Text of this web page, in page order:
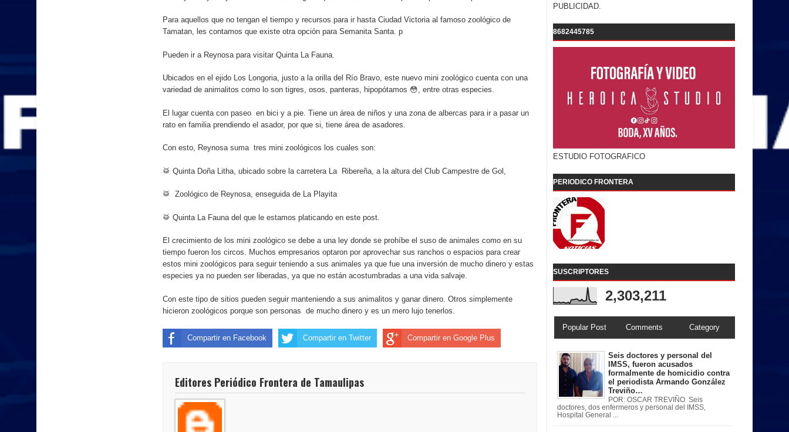
Para aquellos que no tengan el tiempo y recursos para ir hasta Ciudad Victoria al famoso zoológico de
Tamatan, les contamos que existe otra opción para Semanita Santa. p
Pueden ir a Reynosa para visitar Quinta La Fauna.
Ubicados en el ejido Los Longoria, justo a la orilla del Río Bravo, este nuevo mini zoológico cuenta con una
variedad de animalitos como lo son tigres, osos, panteras, hipopótamos 😳, entre otras especies.
El lugar cuenta con paseo en bici y a pie. Tiene un área de niños y una zona de albercas para ir a pasar un
rato en familia prendiendo el asador, por que si, tiene área de asadores.
Con esto, Reynosa suma tres mini zoológicos los cuales son:
🥁 Quinta Doña Litha, ubicado sobre la carretera La Ribereña, a la altura del Club Campestre de Gol,
🥁 Zoológico de Reynosa, enseguida de La Playita
🥁 Quinta La Fauna del que le estamos platicando en este post.
El crecimiento de los mini zoológico se debe a una ley donde se prohíbe el suso de animales como en su
tiempo fueron los circos. Muchos empresarios optaron por aprovechar sus ranchos o espacios para crear
estos mini zoológicos para seguir teniendo a sus animales ya que fue una inversión de mucho dinero y estas
especies ya no pueden ser liberadas, ya que no están acostumbradas a una vida salvaje.
Con este tipo de sitios pueden seguir manteniendo a sus animalitos y ganar dinero. Otros simplemente
hicieron zoológicos porque son personas de mucho dinero y es un mero lujo tenerlos.
Compartir en Facebook Compartir en Twitter Compartir en Google Plus
Editores Periódico Frontera de Tamaulipas
PUBLICIDAD.
8682445785
ESTUDIO FOTOGRAFICO
PERIODICO FRONTERA
SUSCRIPTORES
2,303,211
Popular Post Comments Category
Seis doctores y personal del
IMSS, fueron acusados
formalmente de homicidio contra
el periodista Armando González
Treviño…
POR: OSCAR TREVIÑO Seis
doctores, dos enfermeros y personal del IMSS,
Hospital General ...